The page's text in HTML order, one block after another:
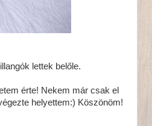
lettek belőle.
érte! Nekem már csak el
helyettem:) Köszönöm!